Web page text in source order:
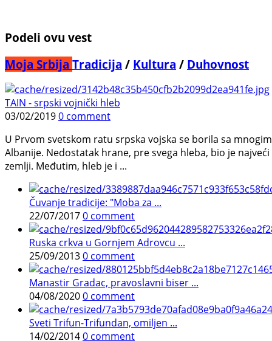
Podeli ovu vest
Moja Srbija Tradicija / Kultura / Duhovnost
TAIN - srpski vojnički hleb
03/02/20190 comment
U Prvom svetskom ratu srpska vojska se borila sa
Albanije. Nedostatak hrane, pre svega hleba, bio je
zemlji. Međutim, hleb je i ...
Čuvanje tradicije: "Moba za ...
22/07/20170 comment
Ruska crkva u Gornjem Adrovcu ...
25/09/20130 comment
Manastir Gradac, pravoslavni biser ...
04/08/20200 comment
Sveti Trifun-Trifundan, omiljen ...
14/02/20140 comment